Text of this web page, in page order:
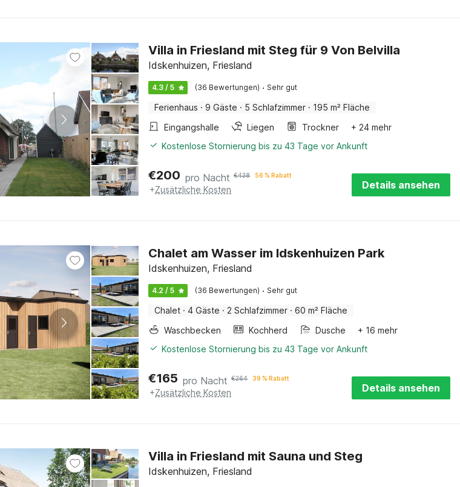
Villa in Friesland mit Steg für 9 Von Belvilla
Idskenhuizen, Friesland
4.3 / 5 (36 Bewertungen) · Sehr gut
Ferienhaus · 9 Gäste · 5 Schlafzimmer · 195 m² Fläche
Eingangshalle
Liegen Trockner
+ 24 mehr
Kostenlose Stornierung bis zu 43 Tage vor Ankunft
€200 pro Nacht €438 56 % Rabatt
+Zusätzliche Kosten Details ansehen
Chalet am Wasser im Idskenhuizen Park
Idskenhuizen, Friesland
4.2 / 5 (36 Bewertungen) · Sehr gut
Chalet · 4 Gäste · 2 Schlafzimmer · 60 m² Fläche
Waschbecken
Kochherd Dusche
+ 16 mehr
Kostenlose Stornierung bis zu 43 Tage vor Ankunft
€165 pro Nacht €264 39 % Rabatt
+Zusätzliche Kosten Details ansehen
Villa in Friesland mit Sauna und Steg
Idskenhuizen, Friesland